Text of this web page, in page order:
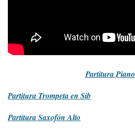
PartituraPiano
Partitura Trompeta en Sib
PartituraSaxofón Alto